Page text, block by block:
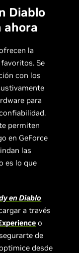
Diablo
ahora
la
Se
con los
para
permiten
en GeForce
las
es lo que
en Diablo
a través
o
de
desde